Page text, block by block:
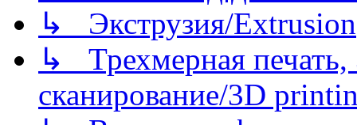
↳ Экструзия/Extrusion
↳ Трехмерная
сканирование/3D